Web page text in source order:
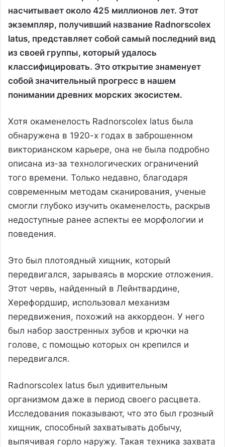
насчитывает около 425 миллионов лет. Этот
экземпляр, получивший название Radnorscolex
latus, представляет собой самый последний вид
из своей группы, который удалось
классифицировать. Это открытие знаменует
собой значительный прогресс в нашем
понимании древних морских экосистем.
Хотя окаменелость Radnorscolex latus была
обнаружена в 1920-х годах в заброшенном
викторианском карьере, она не была подробно
описана из-за технологических ограничений
того времени. Только недавно, благодаря
современным методам сканирования, ученые
смогли глубоко изучить окаменелость, раскрыв
недоступные ранее аспекты ее морфологии и
поведения.
Это был плотоядный хищник, который
передвигался, зарываясь в морские отложения.
Этот червь, найденный в Лейнтвардине,
Херефордшир, использовал механизм
передвижения, похожий на аккордеон. У него
был набор заостренных зубов и крючки на
голове, с помощью которых он крепился и
передвигался.
Radnorscolex latus был удивительным
организмом даже в период своего расцвета.
Исследования показывают, что это был грозный
хищник, способный захватывать добычу,
выпячивая горло наружу. Такая техника захвата